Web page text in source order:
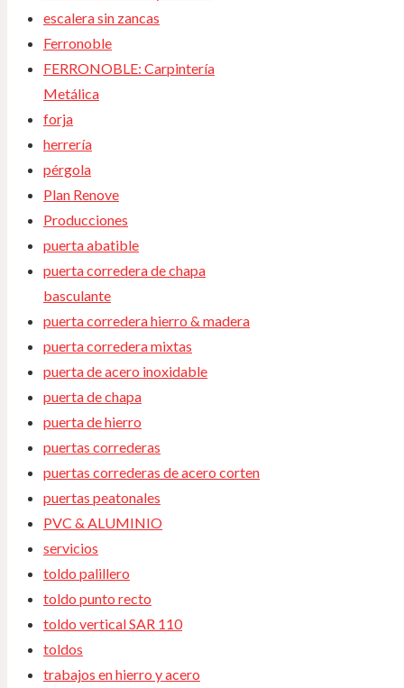
escalera sin zancas
Ferronoble
FERRONOBLE: Carpintería
Metálica
forja
herrería
pérgola
Plan Renove
Producciones
puerta abatible
puerta corredera de chapa
basculante
puerta corredera hierro & madera
puerta corredera mixtas
puerta de acero inoxidable
puerta de chapa
puerta de hierro
puertas correderas
puertas correderas de acero corten
puertas peatonales
PVC & ALUMINIO
servicios
toldo palillero
toldo punto recto
toldo vertical SAR 110
toldos
trabajos en hierro y acero